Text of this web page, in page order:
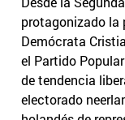
protagonizado la
Demócrata
el Partido
de tendencia
electorado